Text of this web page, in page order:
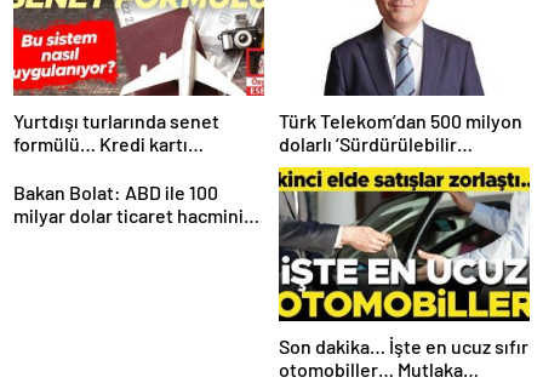
Yurtdışı turlarında senet
formülü… Kredi kartı
çıktı
Türk Telekom’dan 500 milyon
dolarlı ‘Sürdürülebilir
Eurobond’ ihracı
Bakan Bolat: ABD ile 100
milyar dolar ticaret hacmini
Son dakika… İşte en ucuz sıfır
otomobiller… Mutlaka